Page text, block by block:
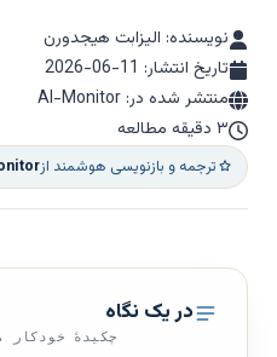
نویسنده: الیزابت هیجدورن
تاریخ انتشار: 2026-06-11
منتشر شده در: Al-Monitor
۳ دقیقه مطالعه
ترجمه و بازنویسی هوشمند از
در یک نگاه
چکیدهٔ خودکار